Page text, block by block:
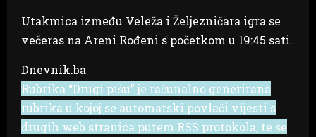
Utakmica između Veleža i Željezničara igra se
večeras na Areni Rođeni s početkom u 19:45 sati.
Dnevnik.ba
Rubrika “Drugi pišu” je računalno generirana
rubrika u kojoj se automatski povlači vijesti s
drugih web stranica putem RSS protokola, te se